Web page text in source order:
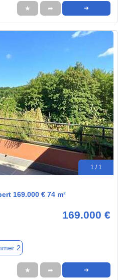
★ ➦ ➜
1 / 1
169.000 € 74 m²
169.000 €
2
★ ➦ ➜